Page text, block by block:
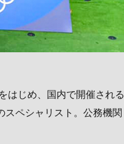
はじめ、国内で開催される
スペシャリスト。公務機関